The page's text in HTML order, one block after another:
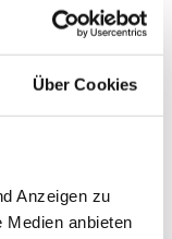
Über Cookies
Anzeigen zu
Medien anbieten
öffentlichen